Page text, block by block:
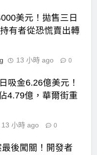
美元！拋售三日
有者從恐慌賣出轉
13 小時 ago 0
吸金6.26億美元！
4.79億，華爾街重
13 小時 ago 0
後闖關！開發者